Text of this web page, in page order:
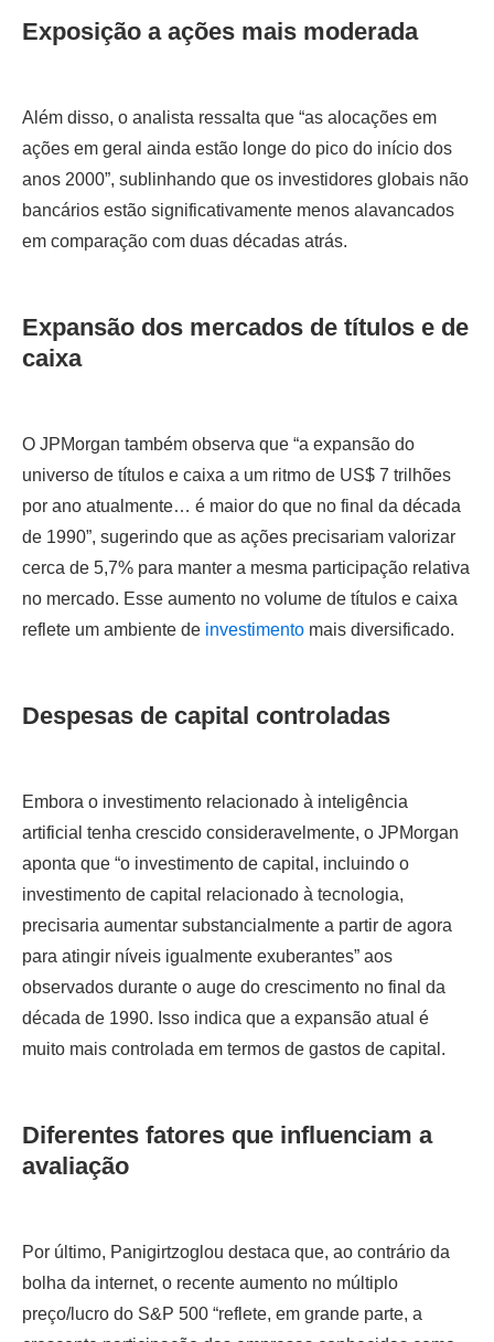
Exposição a ações mais moderada
Além disso, o analista ressalta que “as alocações em
ações em geral ainda estão longe do pico do início dos
anos 2000”, sublinhando que os investidores globais não
bancários estão significativamente menos alavancados
em comparação com duas décadas atrás.
Expansão dos mercados de títulos e de
caixa
O JPMorgan também observa que “a expansão do
universo de títulos e caixa a um ritmo de US$ 7 trilhões
por ano atualmente… é maior do que no final da década
de 1990”, sugerindo que as ações precisariam valorizar
cerca de 5,7% para manter a mesma participação relativa
no mercado. Esse aumento no volume de títulos e caixa
reflete um ambiente de investimento mais diversificado.
Despesas de capital controladas
Embora o investimento relacionado à inteligência
artificial tenha crescido consideravelmente, o JPMorgan
aponta que “o investimento de capital, incluindo o
investimento de capital relacionado à tecnologia,
precisaria aumentar substancialmente a partir de agora
para atingir níveis igualmente exuberantes” aos
observados durante o auge do crescimento no final da
década de 1990. Isso indica que a expansão atual é
muito mais controlada em termos de gastos de capital.
Diferentes fatores que influenciam a
avaliação
Por último, Panigirtzoglou destaca que, ao contrário da
bolha da internet, o recente aumento no múltiplo
preço/lucro do S&P 500 “reflete, em grande parte, a